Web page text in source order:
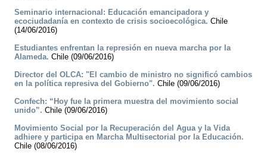
Seminario internacional: Educación emancipadora y
ecociudadanía en contexto de crisis socioecológica. Chile
(14/06/2016)
Estudiantes enfrentan la represión en nueva marcha por la
Alameda. Chile (09/06/2016)
Director del OLCA: "El cambio de ministro no significó cambios
en la política represiva del Gobierno". Chile (09/06/2016)
Confech: “Hoy fue la primera muestra del movimiento social
unido”. Chile (09/06/2016)
Movimiento Social por la Recuperación del Agua y la Vida
adhiere y participa en Marcha Multisectorial por la Educación.
Chile (08/06/2016)